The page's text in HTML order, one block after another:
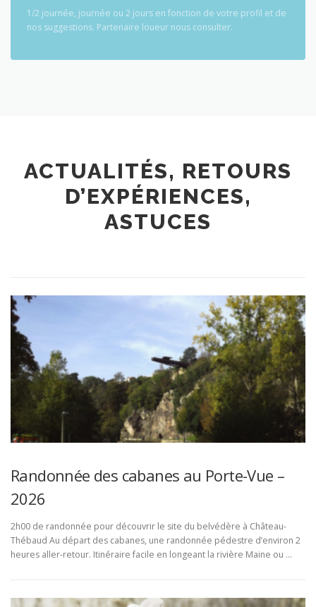
1/2 journée, journée ou 2 jours en fonction de votre profil et de
nos suggestions. Partenaire loueur nous consulter.
ACTUALITÉS, RETOURS
D’EXPÉRIENCES,
ASTUCES
Randonnée des cabanes au Porte-Vue –
2026
2h00 de randonnée pour découvrir le site du belvédère à Château-
Thébaud Au départ des cabanes, une randonnée pédestre d’environ 2
heures aller-retour. Itinéraire facile en longeant la rivière Maine ou …